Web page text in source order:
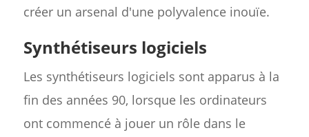
créer un arsenal d'une polyvalence inouïe.
Synthétiseurs logiciels
Les synthétiseurs logiciels sont apparus à la
fin des années 90, lorsque les ordinateurs
ont commencé à jouer un rôle dans le